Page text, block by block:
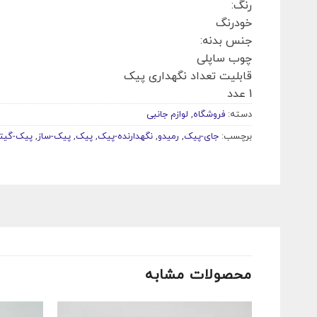
رنگ:
خودرنگ
جنس بدنه:
چوب ساپلی
قابلیت تعداد نگهداری پیک
1 عدد
دسته: فروشگاه, لوازم جانبی
برچسب: جای-پیک, رمیدو, نگهدارنده-پیک, پیک, پیک-ساز, پیک-
محصولات مشابه